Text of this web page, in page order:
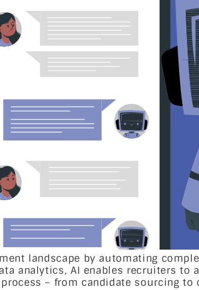
landscape by automating
analytics, AI enables recruiters
– from candidate sourcing